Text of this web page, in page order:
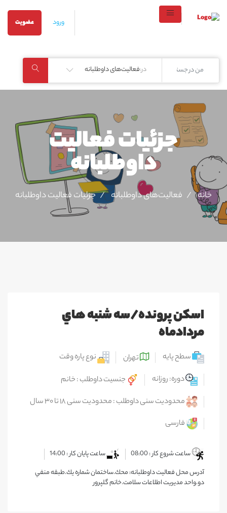
ورود عضویت
در:فعالیت‌های داوطلبانه
جزئیات فعالیت‌
داوطلبانه
خانه فعالیت‌های داوطلبانه جزئیات فعالیت‌ داوطلبانه
اسكن پرونده/سه شنبه هاي
مردادماه
سطح پایه تهران
نوع پاره وقت
دوره: روزانه
جنسیت داوطلب : خانم
محدودیت سنی داوطلب : محدودیت سنی ۱۸ تا ۳۰ سال
فارسی
ساعت شروع کار : 08:00
ساعت پایان کار : 14:00
آدرس محل فعالیت داوطلبانه: محك.ساختمان شماره يك.طبقه منفي
دو.واحد مديريت اطلاعات سلامت.خانم گلپرور